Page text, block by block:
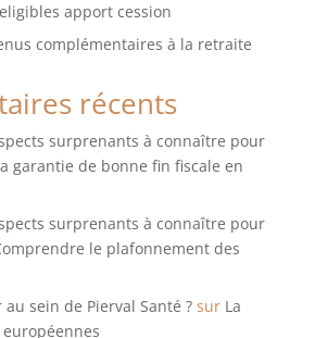
apport cession
complémentaires à la retraite
récents
surprenants à connaître pour
garantie de bonne fin fiscale en
surprenants à connaître pour
le plafonnement des
sein de Pierval Santé ?sur La
européennes